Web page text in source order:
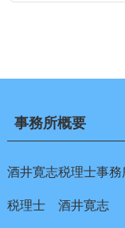
事務所概要
酒井寛志税理士事務
税理士 酒井寛志